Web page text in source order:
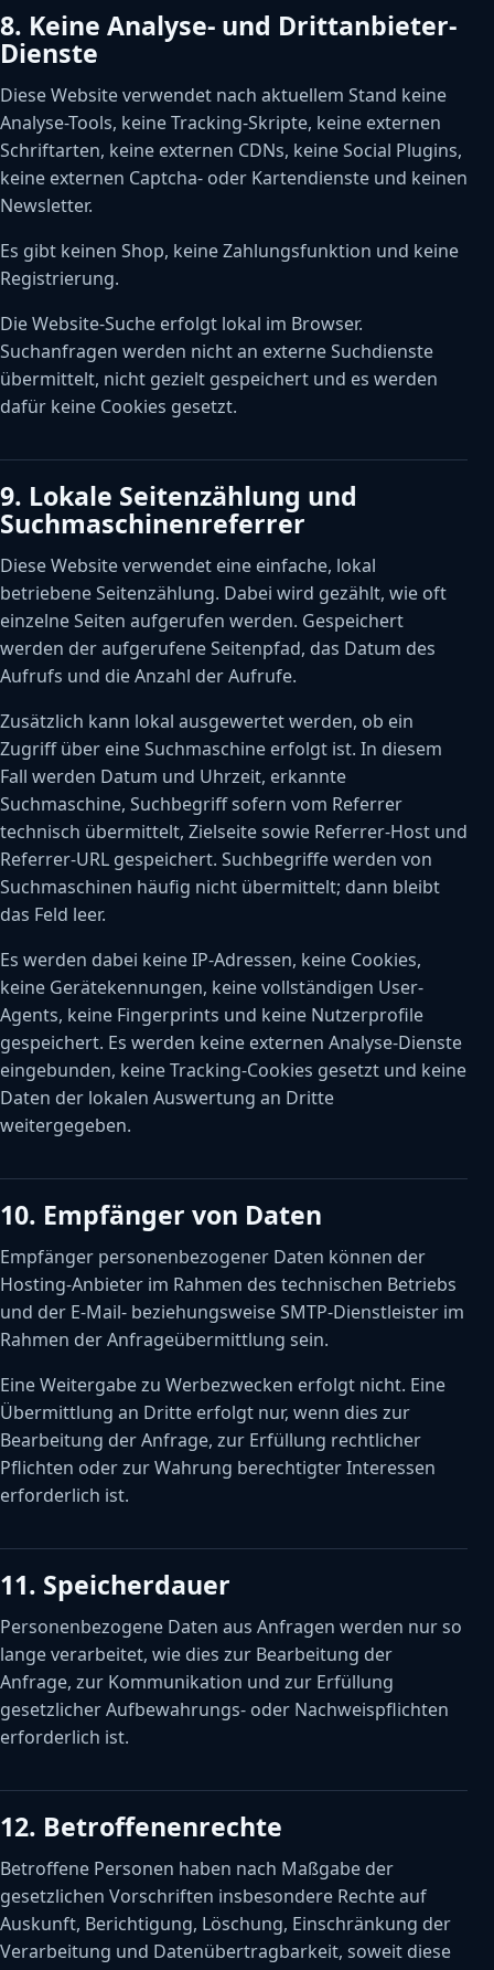
8. Keine Analyse- und Drittanbieter-
Dienste
Diese Website verwendet nach aktuellem Stand keine
Analyse-Tools, keine Tracking-Skripte, keine externen
Schriftarten, keine externen CDNs, keine Social Plugins,
keine externen Captcha- oder Kartendienste und keinen
Newsletter.
Es gibt keinen Shop, keine Zahlungsfunktion und keine
Registrierung.
Die Website-Suche erfolgt lokal im Browser.
Suchanfragen werden nicht an externe Suchdienste
übermittelt, nicht gezielt gespeichert und es werden
dafür keine Cookies gesetzt.
9. Lokale Seitenzählung und
Suchmaschinenreferrer
Diese Website verwendet eine einfache, lokal
betriebene Seitenzählung. Dabei wird gezählt, wie oft
einzelne Seiten aufgerufen werden. Gespeichert
werden der aufgerufene Seitenpfad, das Datum des
Aufrufs und die Anzahl der Aufrufe.
Zusätzlich kann lokal ausgewertet werden, ob ein
Zugriff über eine Suchmaschine erfolgt ist. In diesem
Fall werden Datum und Uhrzeit, erkannte
Suchmaschine, Suchbegriff sofern vom Referrer
technisch übermittelt, Zielseite sowie Referrer-Host und
Referrer-URL gespeichert. Suchbegriffe werden von
Suchmaschinen häufig nicht übermittelt; dann bleibt
das Feld leer.
Es werden dabei keine IP-Adressen, keine Cookies,
keine Gerätekennungen, keine vollständigen User-
Agents, keine Fingerprints und keine Nutzerprofile
gespeichert. Es werden keine externen Analyse-Dienste
eingebunden, keine Tracking-Cookies gesetzt und keine
Daten der lokalen Auswertung an Dritte
weitergegeben.
10. Empfänger von Daten
Empfänger personenbezogener Daten können der
Hosting-Anbieter im Rahmen des technischen Betriebs
und der E-Mail- beziehungsweise SMTP-Dienstleister im
Rahmen der Anfrageübermittlung sein.
Eine Weitergabe zu Werbezwecken erfolgt nicht. Eine
Übermittlung an Dritte erfolgt nur, wenn dies zur
Bearbeitung der Anfrage, zur Erfüllung rechtlicher
Pflichten oder zur Wahrung berechtigter Interessen
erforderlich ist.
11. Speicherdauer
Personenbezogene Daten aus Anfragen werden nur so
lange verarbeitet, wie dies zur Bearbeitung der
Anfrage, zur Kommunikation und zur Erfüllung
gesetzlicher Aufbewahrungs- oder Nachweispflichten
erforderlich ist.
12. Betroffenenrechte
Betroffene Personen haben nach Maßgabe der
gesetzlichen Vorschriften insbesondere Rechte auf
Auskunft, Berichtigung, Löschung, Einschränkung der
Verarbeitung und Datenübertragbarkeit, soweit diese